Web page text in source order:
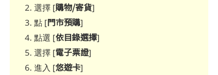
選擇 [購物/寄貨]
點 [門市預購]
點選 [依目錄選擇]
選擇 [電子票證]
進入 [悠遊卡]